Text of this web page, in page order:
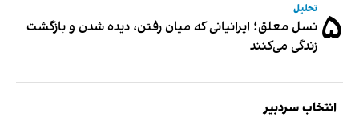
۵ تحلیل
نسل معلق؛ ایرانیانی که میان رفتن، دیده شدن و بازگشت
زندگی می‌کنند
انتخاب سردبیر